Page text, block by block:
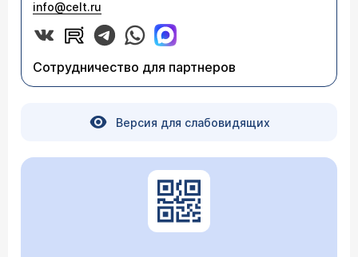
info@celt.ru
Сотрудничество для партнеров
Версия для слабовидящих